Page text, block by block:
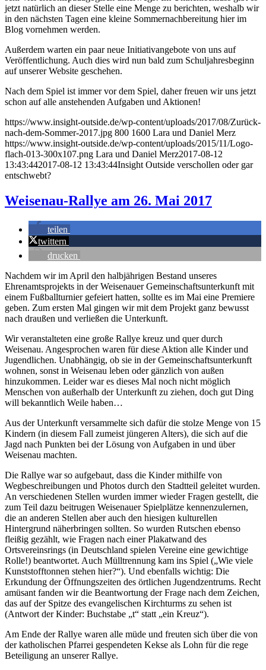
jetzt natürlich an dieser Stelle eine Menge zu berichten, weshalb wir
in den nächsten Tagen eine kleine Sommernachbereitung hier im
Blog vornehmen werden.
Außerdem warten ein paar neue Initiativangebote von uns auf
Veröffentlichung. Auch dies wird nun bald zum Schuljahresbeginn
auf unserer Website geschehen.
Nach dem Spiel ist immer vor dem Spiel, daher freuen wir uns jetzt
schon auf alle anstehenden Aufgaben und Aktionen!
https://www.insight-outside.de/wp-content/uploads/2017/08/Zurück-
nach-dem-Sommer-2017.jpg 800 1600 Lara und Daniel Merz
https://www.insight-outside.de/wp-content/uploads/2015/11/Logo-
flach-013-300x107.png Lara und Daniel Merz2017-08-12
13:43:442017-08-12 13:43:44Insight Outside verschollen oder gar
entschwebt?
Weisenau-Rallye am 26. Mai 2017
teilen
twittern
drucken
Nachdem wir im April den halbjährigen Bestand unseres
Ehrenamtsprojekts in der Weisenauer Gemeinschaftsunterkunft mit
einem Fußballturnier gefeiert hatten, sollte es im Mai eine Premiere
geben. Zum ersten Mal gingen wir mit dem Projekt ganz bewusst
nach draußen und verließen die Unterkunft.
Wir veranstalteten eine große Rallye kreuz und quer durch
Weisenau. Angesprochen waren für diese Aktion alle Kinder und
Jugendlichen. Unabhängig, ob sie in der Gemeinschaftsunterkunft
wohnen, sonst in Weisenau leben oder gänzlich von außen
hinzukommen. Leider war es dieses Mal noch nicht möglich
Menschen von außerhalb der Unterkunft zu ziehen, doch gut Ding
will bekanntlich Weile haben…
Aus der Unterkunft versammelte sich dafür die stolze Menge von 15
Kindern (in diesem Fall zumeist jüngeren Alters), die sich auf die
Jagd nach Punkten bei der Lösung von Aufgaben in und über
Weisenau machten.
Die Rallye war so aufgebaut, dass die Kinder mithilfe von
Wegbeschreibungen und Photos durch den Stadtteil geleitet wurden.
An verschiedenen Stellen wurden immer wieder Fragen gestellt, die
zum Teil dazu beitrugen Weisenauer Spielplätze kennenzulernen,
die an anderen Stellen aber auch den hiesigen kulturellen
Hintergrund näherbringen sollten. So wurden Rutschen ebenso
fleißig gezählt, wie Fragen nach einer Plakatwand des
Ortsvereinsrings (in Deutschland spielen Vereine eine gewichtige
Rolle!) beantwortet. Auch Mülltrennung kam ins Spiel („Wie viele
Kunststofftonnen stehen hier?“). Und ebenfalls wichtig: Die
Erkundung der Öffnungszeiten des örtlichen Jugendzentrums. Recht
amüsant fanden wir die Beantwortung der Frage nach dem Zeichen,
das auf der Spitze des evangelischen Kirchturms zu sehen ist
(Antwort der Kinder: Buchstabe „t“ statt „ein Kreuz“).
Am Ende der Rallye waren alle müde und freuten sich über die von
der katholischen Pfarrei gespendeten Kekse als Lohn für die rege
Beteiligung an unserer Rallye.